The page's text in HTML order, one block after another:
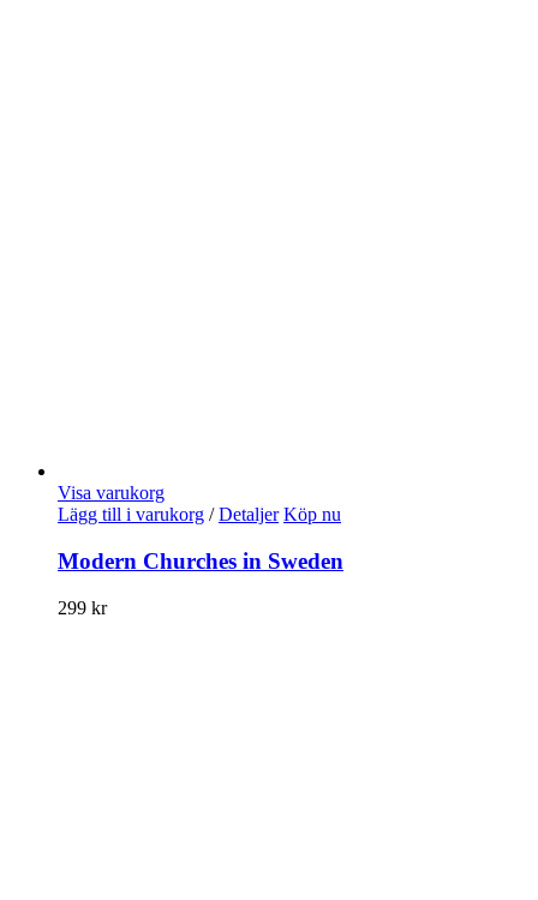
Visa varukorg
Lägg till i varukorg / Detaljer Köp nu
Modern Churches in Sweden
299 kr